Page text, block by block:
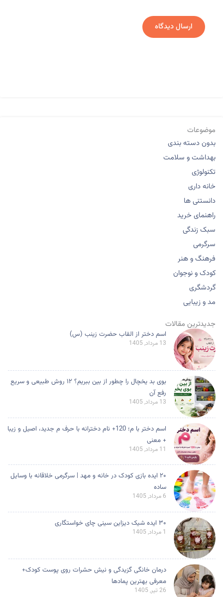
موضوعات
بدون دسته بندی
بهداشت و سلامت
تکنولوژی
خانه داری
دانستنی ها
راهنمای خرید
سبک زندگی
سرگرمی
فرهنگ و هنر
کودک و نوجوان
گردشگری
مد و زیبایی
جدیدترین مقالات
اسم دختر از القاب حضرت زینب (س)
13 مرداد, 1405
بوی بد یخچال را چطور از بین ببریم؟ ۱۲ روش طبیعی و سریع
رفع آن
13 مرداد, 1405
اسم دختر با م؛ 120+ نام دخترانه با حرف م جدید، اصیل و زیبا
+ معنی
11 مرداد, 1405
۲۰ ایده بازی کودک در خانه و مهد | سرگرمی خلاقانه با وسایل
ساده
6 مرداد, 1405
۳۰ ایده شیک دیزاین سینی چای خواستگاری
درمان خانگی گزیدگی و نیش حشرات روی پوست کودک+
معرفی بهترین پمادها
26 تیر, 1405